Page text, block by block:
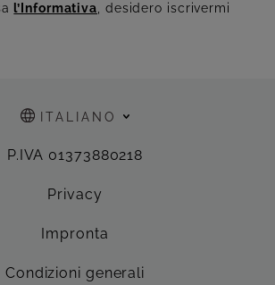
l’Informativa , desidero iscrivermi
ITALIANO
P.IVA 01373880218
Privacy
Impronta
Condizioni generali